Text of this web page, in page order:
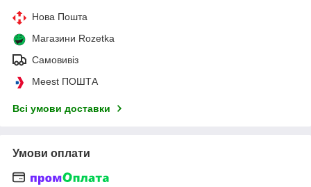
Нова Пошта
Магазини Rozetka
Самовивіз
Meest ПОШТА
Всі умови доставки
Умови оплати